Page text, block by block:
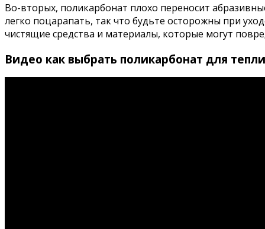
Во-вторых, поликарбонат плохо переносит
легко поцарапать, так что будьте осторожны при
чистящие средства и материалы, которые могут
Видео как выбрать поликарбонат для